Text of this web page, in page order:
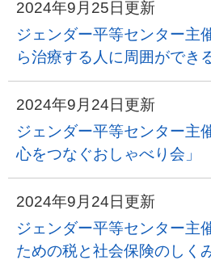
2024年9月25日更新
ジェンダー平等センター主
ら治療する人に周囲ができ
2024年9月24日更新
ジェンダー平等センター主
心をつなぐおしゃべり会」
2024年9月24日更新
ジェンダー平等センター主
ための税と社会保険のしくみ